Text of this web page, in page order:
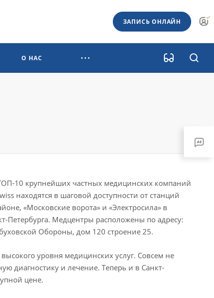
ЗАПИСЬ ОНЛАЙН
О НАС
10 крупнейших частных медицинских компаний
находятся в шаговой доступности от станций
«Московские ворота» и «Электросила» в
Петербурга. Медцентры расположены по адресу:
Обороны, дом 120 строение 25.
уровня медицинских услуг. Совсем не
диагностику и лечение. Теперь и в Санкт-
цене.